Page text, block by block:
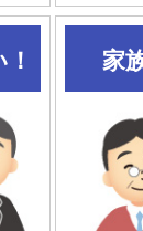
家